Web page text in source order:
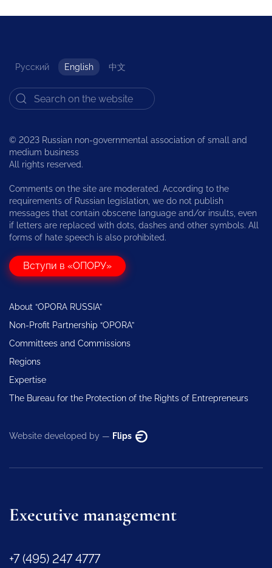
Русский English 中文
© 2023 Russian non-governmental association of small and
medium business
All rights reserved.
Comments on the site are moderated. According to the
requirements of Russian legislation, we do not publish
messages that contain obscene language and/or insults, even
if letters are replaced with dots, dashes and other symbols. All
forms of hate speech is also prohibited.
Вступи в «ОПОРУ»
About “OPORA RUSSIA”
Non-Profit Partnership “OPORA”
Committees and Commissions
Regions
Expertise
The Bureau for the Protection of the Rights of Entrepreneurs
Website developed by — Flips
Executive management
+7 (495) 247 4777